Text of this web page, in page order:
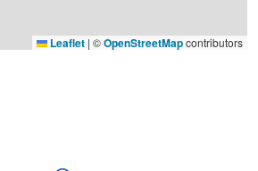
Leaflet | ©OpenStreetMapcontributors